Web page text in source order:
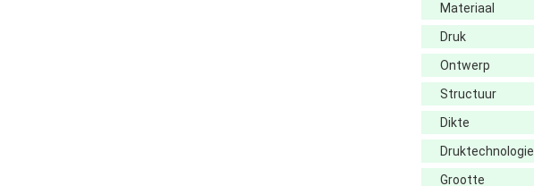
Materiaal
Druk
Ontwerp
Structuur
Dikte
Druktechnologie
Grootte